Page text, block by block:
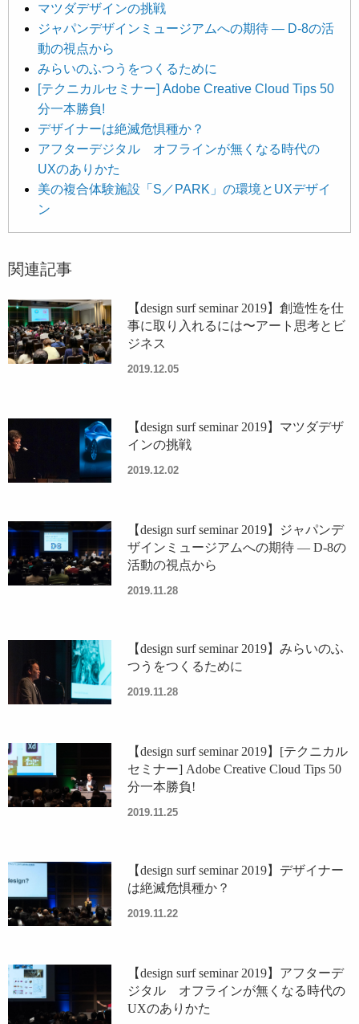
マツダデザインの挑戦
ジャパンデザインミュージアムへの期待 ― D-8の活
動の視点から
みらいのふつうをつくるために
[テクニカルセミナー] Adobe Creative Cloud Tips 50
分一本勝負!
デザイナーは絶滅危惧種か？
アフターデジタル オフラインが無くなる時代の
UXのありかた
美の複合体験施設「S／PARK」の環境とUXデザイ
ン
関連記事
【design surf seminar 2019】創造性を仕
事に取り入れるには〜アート思考とビ
ジネス
2019.12.05
【design surf seminar 2019】マツダデザ
インの挑戦
2019.12.02
【design surf seminar 2019】ジャパンデ
ザインミュージアムへの期待 ― D-8の
活動の視点から
2019.11.28
【design surf seminar 2019】みらいのふ
つうをつくるために
2019.11.28
【design surf seminar 2019】[テクニカル
セミナー] Adobe Creative Cloud Tips 50
分一本勝負!
2019.11.25
【design surf seminar 2019】デザイナー
は絶滅危惧種か？
2019.11.22
【design surf seminar 2019】アフターデ
ジタル オフラインが無くなる時代の
UXのありかた